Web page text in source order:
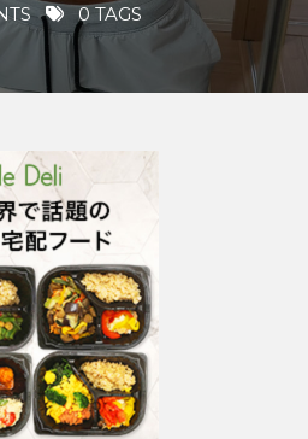
0 TAGS